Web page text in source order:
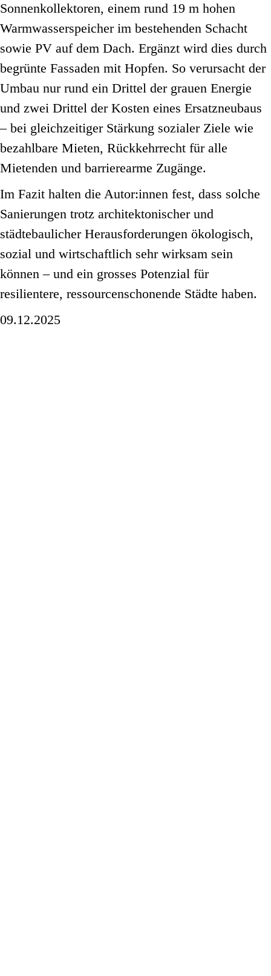
Sonnenkollektoren, einem rund 19 m hohen
Warmwasserspeicher im bestehenden Schacht
sowie PV auf dem Dach. Ergänzt wird dies durch
begrünte Fassaden mit Hopfen. So verursacht der
Umbau nur rund ein Drittel der grauen Energie
und zwei Drittel der Kosten eines Ersatzneubaus
– bei gleichzeitiger Stärkung sozialer Ziele wie
bezahlbare Mieten, Rückkehrrecht für alle
Mietenden und barrierearme Zugänge.
Im Fazit halten die Autor:innen fest, dass solche
Sanierungen trotz architektonischer und
städtebaulicher Herausforderungen ökologisch,
sozial und wirtschaftlich sehr wirksam sein
können – und ein grosses Potenzial für
resilientere, ressourcenschonende Städte haben.
09.12.2025